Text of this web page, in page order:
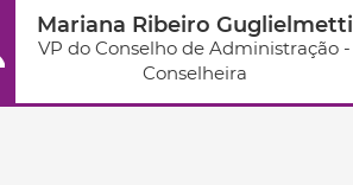
Mariana Ribeiro Guglielmetti
VP do Conselho de Administração -
Conselheira